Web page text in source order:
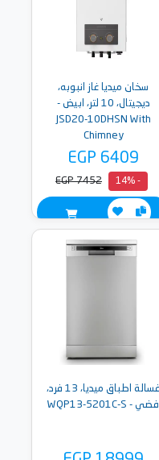
سخان ميديا غاز انبوبه،
ديجيتال، 10 لتر، ابيض -
JSD20-10DHSN With
Chimney
EGP 6409
- 14%
EGP 7452
غسالة اطباق ميديا، 13 فرد،
فضي - WQP13-5201C-S